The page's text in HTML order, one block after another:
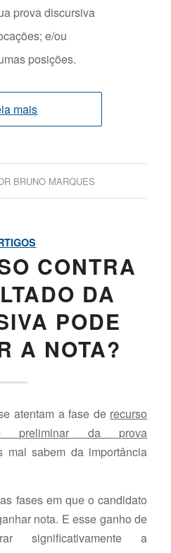
prova discursiva
e/ou
posições.
mais
BRUNO MARQUES
CONTRA
DA
PODE
A NOTA?
atentam a fase de recurso
preliminar da prova
mal sabem da importância
fases em que o candidato
nota. E esse ganho de
significativamente a